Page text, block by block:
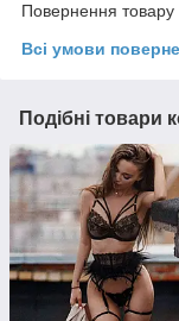
Повернення товару
Всі умови
Подібні товари